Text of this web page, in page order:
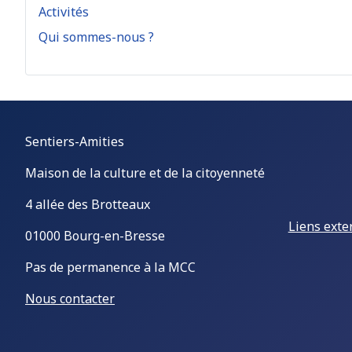
Activités
Qui sommes-nous ?
Sentiers-Amities
Maison de la culture et de la citoyenneté
4 allée des Brotteaux
01000 Bourg-en-Bresse
Pas de permanence à la MCC
Nous contacter
Liens